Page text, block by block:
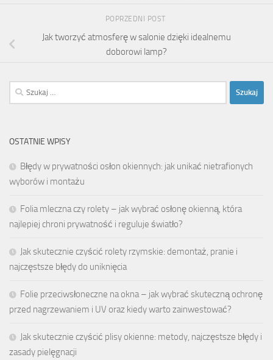
POPRZEDNI POST
Jak tworzyć atmosferę w salonie dzięki idealnemu
doborowi lamp?
Szukaj:
OSTATNIE WPISY
Błędy w prywatności osłon okiennych: jak unikać nietrafionych
wyborów i montażu
Folia mleczna czy rolety – jak wybrać osłonę okienną, która
najlepiej chroni prywatność i reguluje światło?
Jak skutecznie czyścić rolety rzymskie: demontaż, pranie i
najczęstsze błędy do uniknięcia
Folie przeciwsłoneczne na okna – jak wybrać skuteczną ochronę
przed nagrzewaniem i UV oraz kiedy warto zainwestować?
Jak skutecznie czyścić plisy okienne: metody, najczęstsze błędy i
zasady pielęgnacji